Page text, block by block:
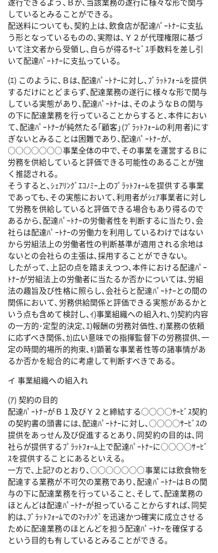
しているとみることができる｡
配送料についても､契約上は､飲食店が配達ﾊﾟｰﾄﾅｰに支払
う形となっているものの､実際は､Ｙ２が代理権限に基づ
いて注文者から受領し､自らが得るｻｰﾋﾞｽ手数料を差し引
いて配達ﾊﾟｰﾄﾅｰに支払っている｡
(ｴ) このように､Ｂは､配達ﾊﾟｰﾄﾅｰに対し､ﾌﾟﾗｯﾄﾌｫｰﾑを提供
するだけにとどまらず､配達業務の遂行に様々な形で関与
している実態があり､配達ﾊﾟｰﾄﾅｰは､そのようなＢの関与
の下に配達業務を行っていることからすると､本件におい
て､配達ﾊﾟｰﾄﾅｰが純然たる｢顧客｣(ﾌﾟﾗｯﾄﾌｫｰﾑの利用者)にす
ぎないとみることは困難であり､配達ﾊﾟｰﾄﾅｰが､
○○○○○○○事業全体の中で､その事業を運営するＢに
労務を供給していると評価できる可能性のあることが強
く推認される｡
そうすると､ｼｪｱﾘﾝｸﾞｴｺﾉﾐｰ上のﾌﾟﾗｯﾄﾌｫｰﾑを提供する事業
であっても､その実態において､利用者がｼｪｱ事業者に対し
て労務を供給していると評価できる場合もあり得るので
あるから､配達ﾊﾟｰﾄﾅｰの労働者性を判断するに当たり､会
社らは配達ﾊﾟｰﾄﾅｰの労働力を利用しているわけではない
から労組法上の労働者性の判断基準が適用される余地は
ないとの会社らの主張は､採用することができない｡
したがって､上記の点を踏まえつつ､本件における配達ﾊﾟｰ
ﾄﾅｰが労組法上の労働者に当たるか否かについては､労組
法の趣旨及び性格に照らし､会社らと配達ﾊﾟｰﾄﾅｰとの間の
関係において､労務供給関係と評価できる実態があるかと
いう点も含めて検討し､ｲ)事業組織への組入れ､ｳ)契約内容
の一方的･定型的決定､ｴ)報酬の労務対価性､ｵ)業務の依頼
に応ずべき関係､ｶ)広い意味での指揮監督下の労務提供､一
定の時間的場所的拘束､ｷ)顕著な事業者性等の諸事情があ
るか否かを総合的に考慮して判断すべきである｡
イ 事業組織への組入れ
(ｱ) 契約の目的
配達ﾊﾟｰﾄﾅｰがＢ１及びＹ２と締結する○○○○ｻｰﾋﾞｽ契約
の契約書の頭書には､配達ﾊﾟｰﾄﾅｰに対し､○○○○ｻｰﾋﾞｽの
提供をあっせん及び促進するとあり､同契約の目的は､同
社らが提供するﾌﾟﾗｯﾄﾌｫｰﾑ上で配達ﾊﾟｰﾄﾅｰに○○○○ｻｰﾋﾞ
ｽを提供することにあるといえる｡
一方で､上記ｱのとおり､○○○○○○○事業には飲食物を
配達する業務が不可欠の業務であり､配達ﾊﾟｰﾄﾅｰはＢの関
与の下に配達業務を行っていること､そして､配達業務の
ほとんどは配達ﾊﾟｰﾄﾅｰが担っていることからすれば､同契
約は､ﾌﾟﾗｯﾄﾌｫｰﾑでのﾏｯﾁﾝｸﾞを迅速かつ確実に成立させる
ために配達業務のほとんどを担う配達ﾊﾟｰﾄﾅｰを確保する
という目的も有しているとみることができる｡